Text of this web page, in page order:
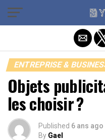
ENTREPRISE &
Objets
les choisir ?
Published 6 ans ago
By Gael
Quitter